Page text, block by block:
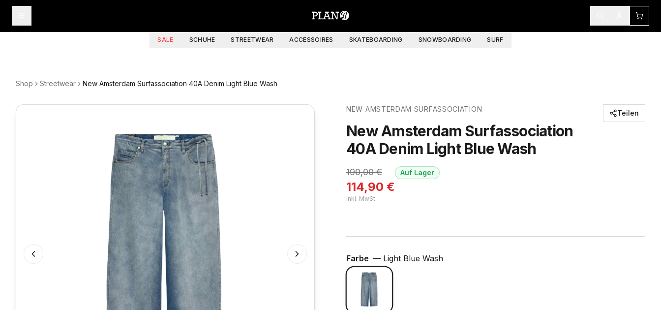
SALE SCHUHE STREETWEAR ACCESSOIRES SKATEBOARDING SNOWBOARDING SURF
Shop Streetwear New Amsterdam Surfassociation 40A Denim Light Blue Wash
NEW AMSTERDAM SURFASSOCIATION
New Amsterdam Surfassociation
40A Denim Light Blue Wash
190,00€
114,90 €
inkl. MwSt.
Auf Lager
Teilen
Farbe — Light Blue Wash